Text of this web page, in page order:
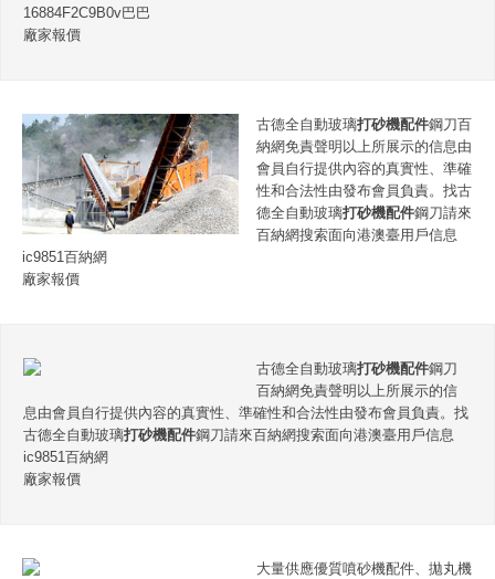
16884F2C9B0v巴巴
廠家報價
古德全自動玻璃打砂機配件鋼刀百
納網免責聲明以上所展示的信息由
會員自行提供內容的真實性、準確
性和合法性由發布會員負責。找古
德全自動玻璃打砂機配件鋼刀請來
百納網搜索面向港澳臺用戶信息
ic9851百納網
廠家報價
古德全自動玻璃打砂機配件鋼刀
百納網免責聲明以上所展示的信
息由會員自行提供內容的真實性、準確性和合法性由發布會員負責。找
古德全自動玻璃打砂機配件鋼刀請來百納網搜索面向港澳臺用戶信息
ic9851百納網
廠家報價
大量供應優質噴砂機配件、拋丸機